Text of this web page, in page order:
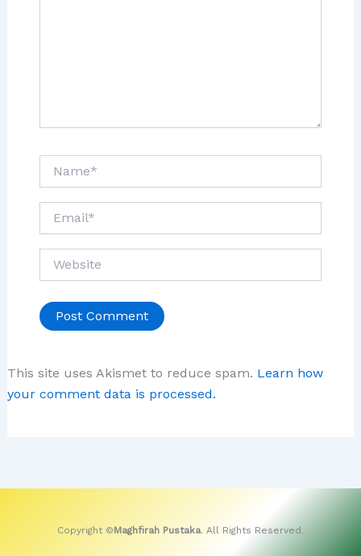
This site uses Akismet to reduce spam. Learn how
your comment data is processed.
Copyright ©Maghfirah Pustaka. All Rights Reserved.